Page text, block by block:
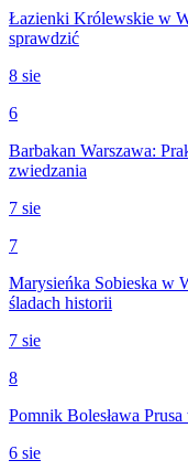
Łazienki Królewskie w
sprawdzić
8 sie
6
Barbakan Warszawa:
zwiedzania
7 sie
7
Marysieńka Sobieska w
śladach historii
7 sie
8
Pomnik Bolesława
6 sie